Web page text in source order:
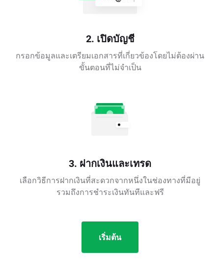
2. เปิดบัญชี
กรอกข้อมูลและเตรียมเอกสารที่เกี่ยวข้องโดยไม่ต้องผ่าน
ขั้นตอนที่ไม่จำเป็น
3. ฝากเงินและเทรด
เลือกวิธีการฝากเงินที่สะดวกจากหนึ่งในช่องทางที่มีอยู่
รวมถึงการชำระเงินทันทีและฟรี
เริ่มต้น